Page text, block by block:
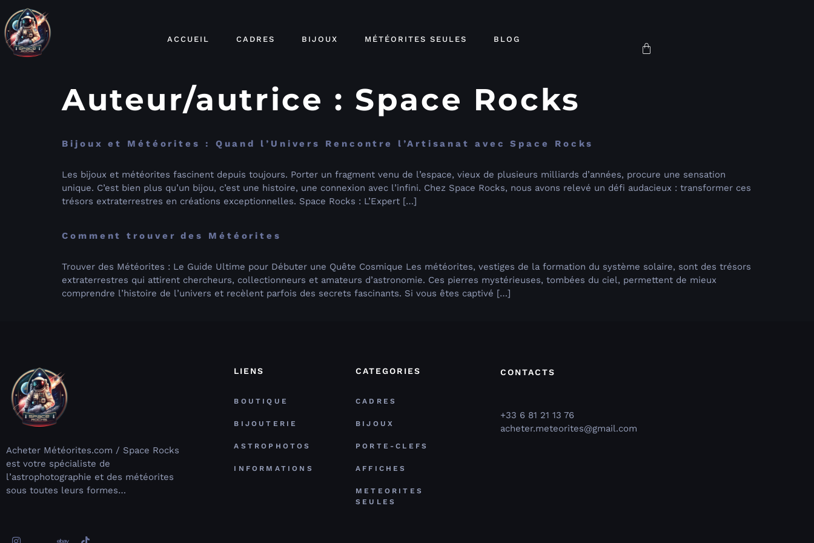
ACCUEIL CADRES BIJOUX MÉTÉORITES SEULES BLOG
Auteur/autrice : Space Rocks
Bijoux et Météorites : Quand l’Univers Rencontre l’Artisanat avec Space Rocks
Les bijoux et météorites fascinent depuis toujours. Porter un fragment venu de l’espace, vieux de plusieurs milliards d’années, procure une sensation
unique. C’est bien plus qu’un bijou, c’est une histoire, une connexion avec l’infini. Chez Space Rocks, nous avons relevé un défi audacieux : transformer ces
trésors extraterrestres en créations exceptionnelles. Space Rocks : L’Expert […]
Comment trouver des Météorites
Trouver des Météorites : Le Guide Ultime pour Débuter une Quête Cosmique Les météorites, vestiges de la formation du système solaire, sont des trésors
extraterrestres qui attirent chercheurs, collectionneurs et amateurs d’astronomie. Ces pierres mystérieuses, tombées du ciel, permettent de mieux
comprendre l’histoire de l’univers et recèlent parfois des secrets fascinants. Si vous êtes captivé […]
Acheter Météorites.com / Space Rocks
est votre spécialiste de
l’astrophotographie et des météorites
sous toutes leurs formes…
LIENS
BOUTIQUE
BIJOUTERIE
ASTROPHOTOS
INFORMATIONS
CATEGORIES
CADRES
BIJOUX
PORTE-CLEFS
AFFICHES
METEORITES
SEULES
CONTACTS
+33 6 81 21 13 76
acheter.meteorites@gmail.com